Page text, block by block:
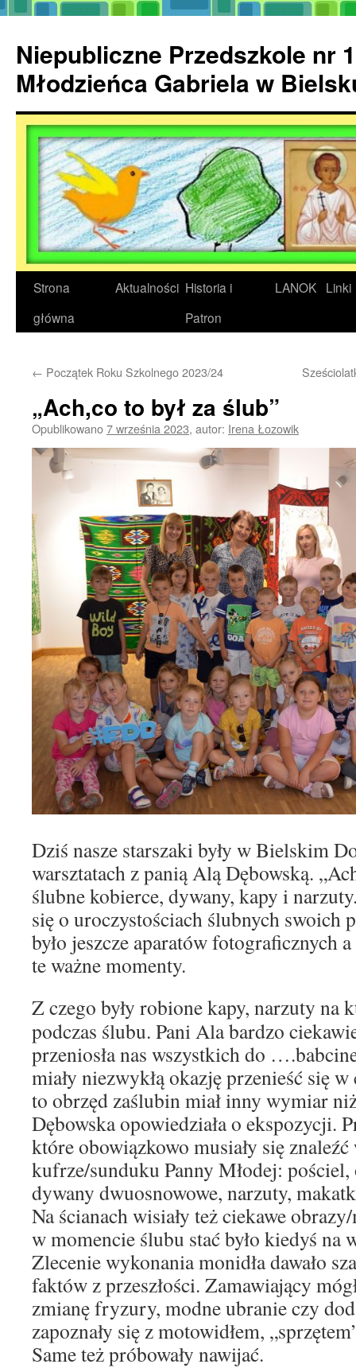
treści
Niepubliczne Przedszkole nr
Młodzieńca Gabriela w
Strona
główna
Aktualności Historia i
Patron
LANOK Linki
← Początek Roku Szkolnego 2023/24
„Ach,co to był za ślub”
Opublikowano7 września 2023, autor: Irena Łozowik
Dziś nasze starszaki były w Bielskim
warsztatach z panią Alą Dębowską.
ślubne kobierce, dywany, kapy i
się o uroczystościach ślubnych swoich
było jeszcze aparatów fotograficznych
te ważne momenty.
Z czego były robione kapy, narzuty na
podczas ślubu. Pani Ala bardzo
przeniosła nas wszystkich do
miały niezwykłą okazję przenieść się w
to obrzęd zaślubin miał inny wymiar
Dębowska opowiedziała o ekspozycji.
które obowiązkowo musiały się
kufrze/sunduku Panny Młodej:
dywany dwuosnowowe, narzuty,
Na ścianach wisiały też ciekawe
w momencie ślubu stać było kiedyś na
Zlecenie wykonania monidła dawało
faktów z przeszłości. Zamawiający
zmianę fryzury, modne ubranie czy
zapoznały się z motowidłem,
Same też próbowały nawijać.